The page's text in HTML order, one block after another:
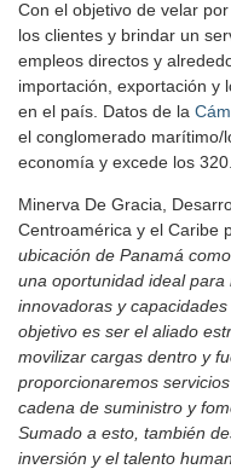
Con el objetivo de velar
los clientes y brindar un
empleos directos y
importación, exportación y
en el país. Datos de la
el conglomerado marítimo/
economía y excede los
Minerva De Gracia,
Centroamérica y el Caribe
ubicación de Panamá
una oportunidad ideal
innovadoras y
objetivo es ser el aliado
movilizar cargas dentro y
proporcionaremos
cadena de suministro y
Sumado a esto, también
inversión y el talento